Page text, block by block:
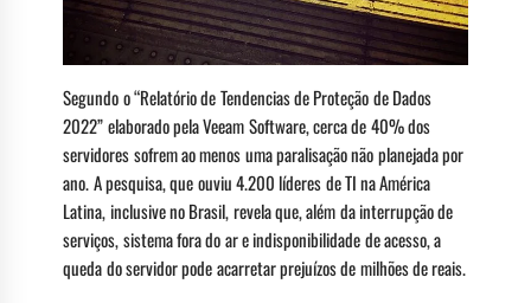
Segundo o “Relatório de Tendencias de Proteção de Dados
2022” elaborado pela Veeam Software, cerca de 40% dos
servidores sofrem ao menos uma paralisação não planejada por
ano. A pesquisa, que ouviu 4.200 líderes de TI na América
Latina, inclusive no Brasil, revela que, além da interrupção de
serviços, sistema fora do ar e indisponibilidade de acesso, a
queda do servidor pode acarretar prejuízos de milhões de reais.